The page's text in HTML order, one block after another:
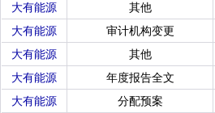
大有能源
其他
大有能源
审计机构变更
大有能源
其他
大有能源
年度报告全文
大有能源
分配预案